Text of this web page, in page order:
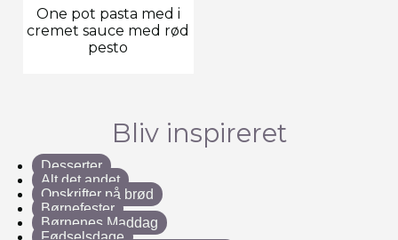
One pot pasta med i
cremet sauce med rød
pesto
Bliv inspireret
Desserter
Alt det andet
Opskrifter på brød
Børnefester
Børnenes Maddag